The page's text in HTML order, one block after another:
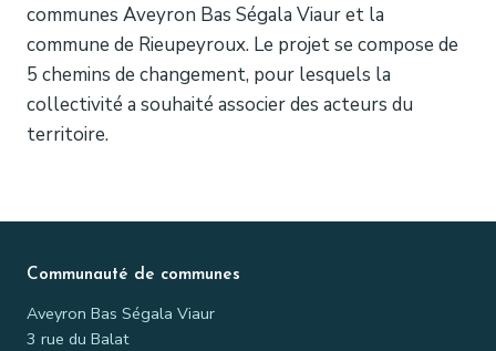
communes Aveyron Bas Ségala Viaur et la
commune de Rieupeyroux. Le projet se compose de
5 chemins de changement, pour lesquels la
collectivité a souhaité associer des acteurs du
territoire.
Communauté de communes
Aveyron Bas Ségala Viaur
3 rue du Balat